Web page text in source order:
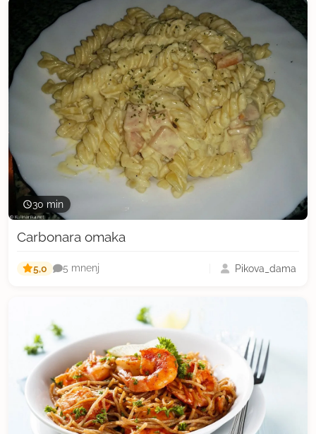
30 min
Carbonara omaka
5,0 5 mnenj Pikova_dama